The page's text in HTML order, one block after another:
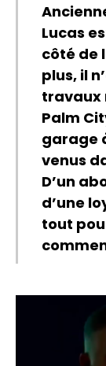
Lucas
côté de
plus, il
travaux
Palm
garage
venus
D’un
d’une
tout